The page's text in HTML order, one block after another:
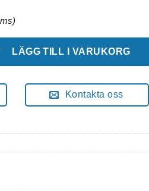
LÄGG TILL I VARUKORG
Kontakta oss